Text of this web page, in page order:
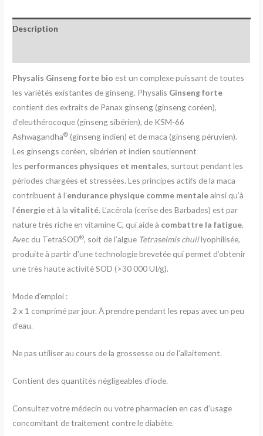
Description
Physalis Ginseng forte bio est un complexe puissant de toutes
les variétés existantes de ginseng. Physalis Ginseng forte
contient des extraits de Panax ginseng (ginseng coréen),
d’eleuthérocoque (ginseng sibérien), de KSM-66
Ashwagandha® (ginseng indien) et de maca (ginseng péruvien).
Les ginsengs coréen, sibérien et indien soutiennent
les performances physiques et mentales, surtout pendant les
périodes chargées et stressées. Les principes actifs de la maca
contribuent à l’endurance physique comme mentaleainsi qu’à
l’énergie et à lavitalité. L’acérola (cerise des Barbades) est par
nature très riche en vitamine C, qui aide à combattre la fatigue.
Avec du TetraSOD®, soit de l’algue Tetraselmis chuiilyophilisée,
produite à partir d’une technologie brevetée qui permet d’obtenir
une très haute activité SOD (>30 000 UI/g).
Mode d’emploi :
2 x 1 comprimé par jour. À prendre pendant les repas avec un peu
d’eau.
Ne pas utiliser au cours de la grossesse ou de l’allaitement.
Contient des quantités négligeables d’iode.
Consultez votre médecin ou votre pharmacien en cas d’usage
concomitant de traitement contre le diabète.